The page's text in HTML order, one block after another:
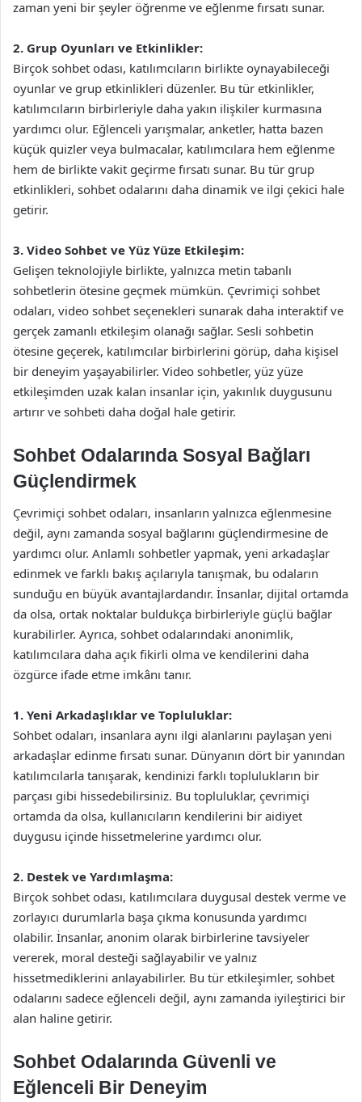
zaman yeni bir şeyler öğrenme ve eğlenme fırsatı sunar.
2. Grup Oyunları ve Etkinlikler:
Birçok sohbet odası, katılımcıların birlikte oynayabileceği
oyunlar ve grup etkinlikleri düzenler. Bu tür etkinlikler,
katılımcıların birbirleriyle daha yakın ilişkiler kurmasına
yardımcı olur. Eğlenceli yarışmalar, anketler, hatta bazen
küçük quizler veya bulmacalar, katılımcılara hem eğlenme
hem de birlikte vakit geçirme fırsatı sunar. Bu tür grup
etkinlikleri, sohbet odalarını daha dinamik ve ilgi çekici hale
getirir.
3. Video Sohbet ve Yüz Yüze Etkileşim:
Gelişen teknolojiyle birlikte, yalnızca metin tabanlı
sohbetlerin ötesine geçmek mümkün. Çevrimiçi sohbet
odaları, video sohbet seçenekleri sunarak daha interaktif ve
gerçek zamanlı etkileşim olanağı sağlar. Sesli sohbetin
ötesine geçerek, katılımcılar birbirlerini görüp, daha kişisel
bir deneyim yaşayabilirler. Video sohbetler, yüz yüze
etkileşimden uzak kalan insanlar için, yakınlık duygusunu
artırır ve sohbeti daha doğal hale getirir.
Sohbet Odalarında Sosyal Bağları
Güçlendirmek
Çevrimiçi sohbet odaları, insanların yalnızca eğlenmesine
değil, aynı zamanda sosyal bağlarını güçlendirmesine de
yardımcı olur. Anlamlı sohbetler yapmak, yeni arkadaşlar
edinmek ve farklı bakış açılarıyla tanışmak, bu odaların
sunduğu en büyük avantajlardandır. İnsanlar, dijital ortamda
da olsa, ortak noktalar buldukça birbirleriyle güçlü bağlar
kurabilirler. Ayrıca, sohbet odalarındaki anonimlik,
katılımcılara daha açık fikirli olma ve kendilerini daha
özgürce ifade etme imkânı tanır.
1. Yeni Arkadaşlıklar ve Topluluklar:
Sohbet odaları, insanlara aynı ilgi alanlarını paylaşan yeni
arkadaşlar edinme fırsatı sunar. Dünyanın dört bir yanından
katılımcılarla tanışarak, kendinizi farklı toplulukların bir
parçası gibi hissedebilirsiniz. Bu topluluklar, çevrimiçi
ortamda da olsa, kullanıcıların kendilerini bir aidiyet
duygusu içinde hissetmelerine yardımcı olur.
2. Destek ve Yardımlaşma:
Birçok sohbet odası, katılımcılara duygusal destek verme ve
zorlayıcı durumlarla başa çıkma konusunda yardımcı
olabilir. İnsanlar, anonim olarak birbirlerine tavsiyeler
vererek, moral desteği sağlayabilir ve yalnız
hissetmediklerini anlayabilirler. Bu tür etkileşimler, sohbet
odalarını sadece eğlenceli değil, aynı zamanda iyileştirici bir
alan haline getirir.
Sohbet Odalarında Güvenli ve
Eğlenceli Bir Deneyim